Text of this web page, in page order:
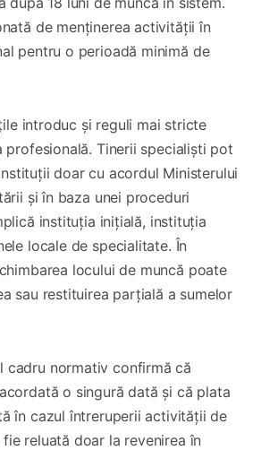
de menținerea activității în
pentru o perioadă minimă de
introduc și reguli mai stricte
Tinerii specialiști pot
doar cu acordul Ministerului
și în baza unei proceduri
instituția inițială, instituția
locale de specialitate. În
locului de muncă poate
sau restituirea parțială a sumelor
cadru normativ confirmă că
o singură dată și că plata
în cazul întreruperii activității de
reluată doar la revenirea în